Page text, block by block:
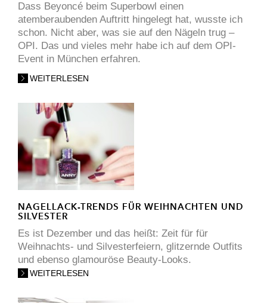
Dass Beyoncé beim Superbowl einen
atemberaubenden Auftritt hingelegt hat, wusste ich
schon. Nicht aber, was sie auf den Nägeln trug –
OPI. Das und vieles mehr habe ich auf dem OPI-
Event in München erfahren.
WEITERLESEN
NAGELLACK-TRENDS FÜR WEIHNACHTEN UND
SILVESTER
Es ist Dezember und das heißt: Zeit für für
Weihnachts- und Silvesterfeiern, glitzernde Outfits
und ebenso glamouröse Beauty-Looks.
WEITERLESEN